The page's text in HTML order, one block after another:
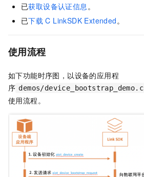
已获取设备认证信息。
已下载 C LinkSDK Extended。
使用流程
如下功能时序图，以设备的应用程
序 demos/device_bootstrap_demo.c
使用流程。